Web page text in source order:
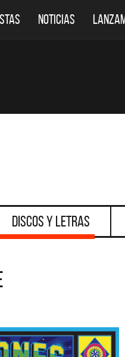
NOTICIAS
Discos y Letras